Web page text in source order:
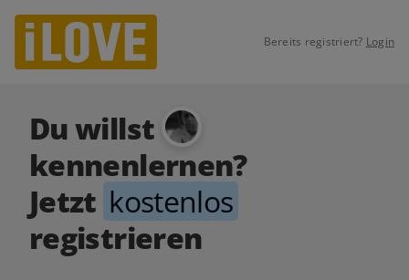
Bereits registriert? Login
Du willst
kennenlernen?
Jetzt kostenlos
registrieren